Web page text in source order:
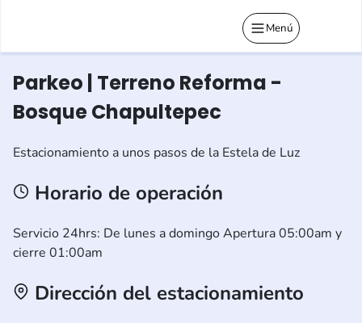
Menú
Parkeo | Terreno Reforma -
Bosque Chapultepec
Estacionamiento a unos pasos de la Estela de Luz
Horario de operación
Servicio 24hrs: De lunes a domingo Apertura 05:00am y
cierre 01:00am
Dirección del estacionamiento